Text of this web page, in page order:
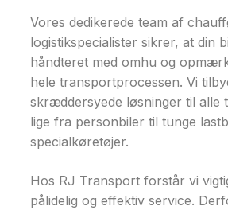
Vores dedikerede team af
logistikspecialister sikrer, at din
håndteret med omhu og
hele transportprocessen. Vi
skræddersyede løsninger til alle
lige fra personbiler til tunge
specialkøretøjer.
Hos RJ Transport forstår vi
pålidelig og effektiv service.